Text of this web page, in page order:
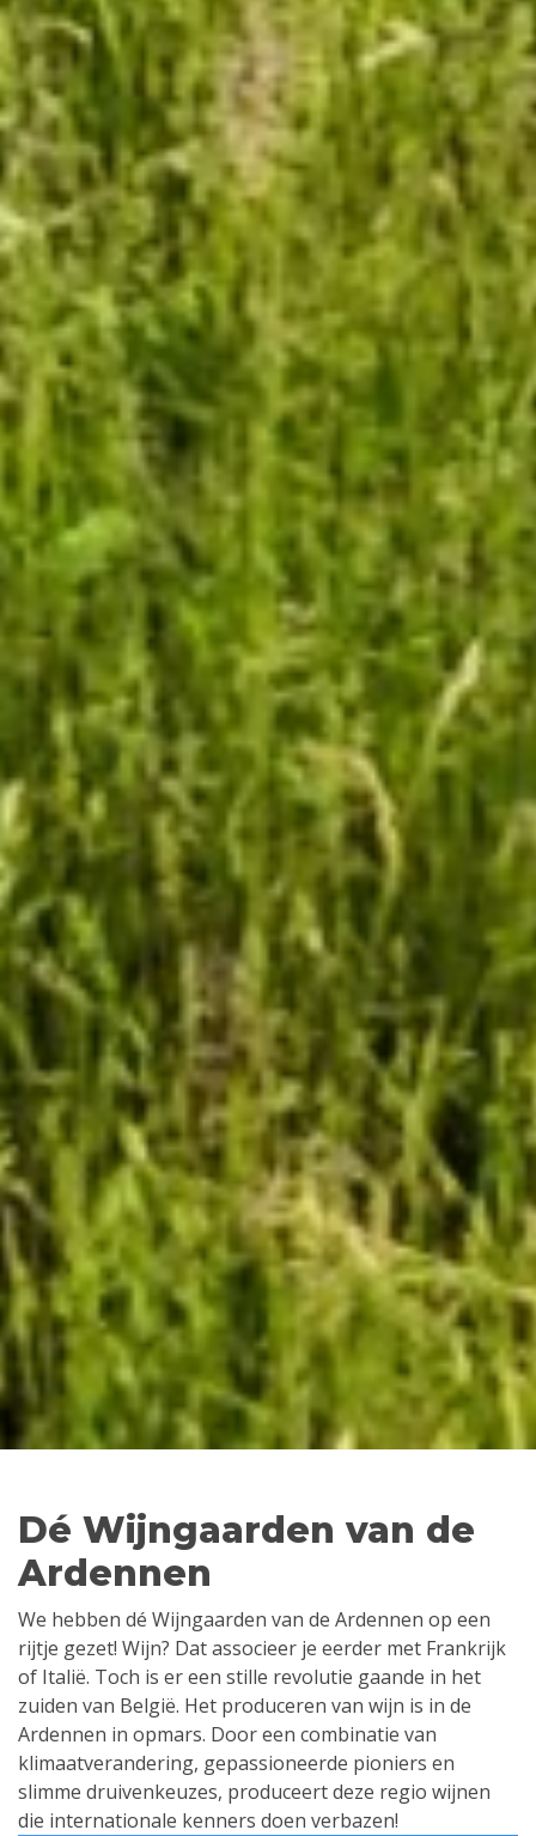
Dé Wijngaarden van de
Ardennen
We hebben dé Wijngaarden van de Ardennen op een
rijtje gezet! Wijn? Dat associeer je eerder met Frankrijk
of Italië. Toch is er een stille revolutie gaande in het
zuiden van België. Het produceren van wijn is in de
Ardennen in opmars. Door een combinatie van
klimaatverandering, gepassioneerde pioniers en
slimme druivenkeuzes, produceert deze regio wijnen
die internationale kenners doen verbazen!